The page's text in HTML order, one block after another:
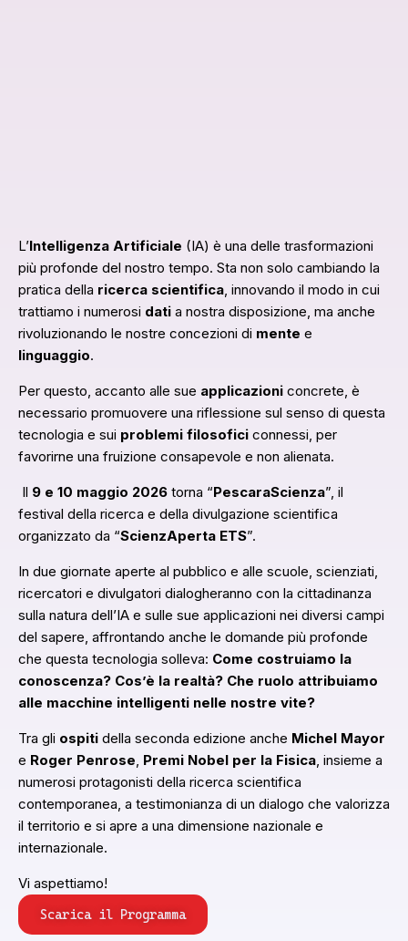
L’Intelligenza Artificiale (IA) è una delle trasformazioni
più profonde del nostro tempo. Sta non solo cambiando la
pratica della ricerca scientifica , innovando il modo in cui
trattiamo i numerosi dati a nostra disposizione, ma anche
rivoluzionando le nostre concezioni di mente e
linguaggio.
Per questo, accanto alle sue applicazioni concrete, è
necessario promuovere una riflessione sul senso di questa
tecnologia e sui problemi filosofici connessi, per
favorirne una fruizione consapevole e non alienata.
Il 9 e 10 maggio 2026 torna “PescaraScienza”, il
festival della ricerca e della divulgazione scientifica
organizzato da “ScienzAperta ETS”.
In due giornate aperte al pubblico e alle scuole, scienziati,
ricercatori e divulgatori dialogheranno con la cittadinanza
sulla natura dell’IA e sulle sue applicazioni nei diversi campi
del sapere, affrontando anche le domande più profonde
che questa tecnologia solleva: Come costruiamo la
conoscenza? Cos’è la realtà? Che ruolo attribuiamo
alle macchine intelligenti nelle nostre vite?
Tra gli ospiti della seconda edizione anche Michel Mayor
e Roger Penrose Premi Nobel per la Fisica , insieme a
numerosi protagonisti della ricerca scientifica
contemporanea, a testimonianza di un dialogo che valorizza
il territorio e si apre a una dimensione nazionale e
internazionale.
Vi aspettiamo!
Scarica il Programma